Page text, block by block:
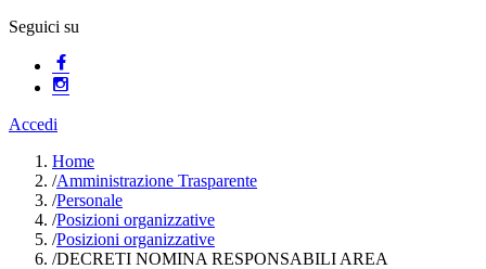
Seguici su
Accedi
Home
/Amministrazione Trasparente
/Personale
/Posizioni organizzative
/Posizioni organizzative
/DECRETI NOMINA RESPONSABILI AREA